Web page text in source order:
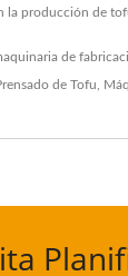
la producción de
de
de Tofu